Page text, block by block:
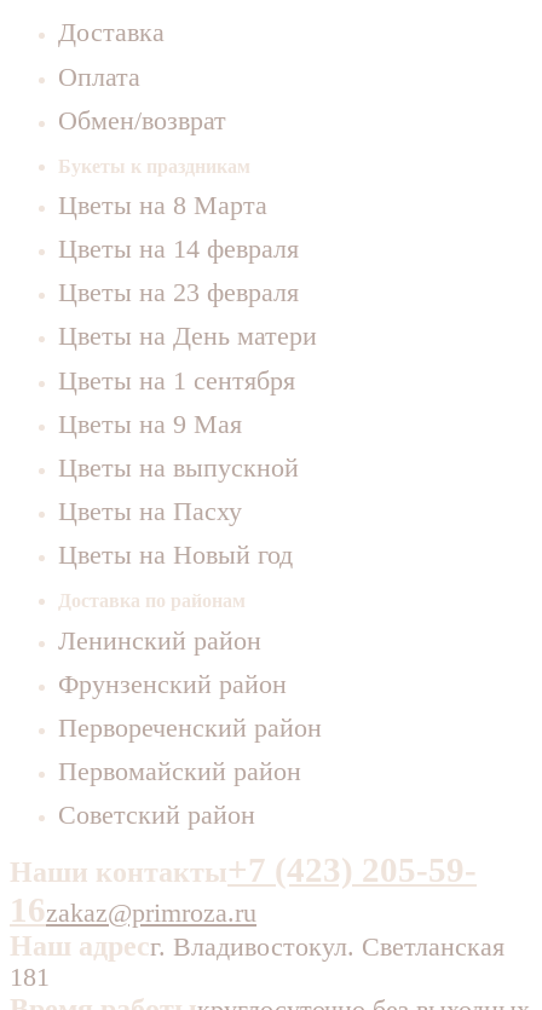
Доставка
Оплата
Обмен/возврат
Букеты к праздникам
Цветы на 8 Марта
Цветы на 14 февраля
Цветы на 23 февраля
Цветы на День матери
Цветы на 1 сентября
Цветы на 9 Мая
Цветы на выпускной
Цветы на Пасху
Цветы на Новый год
Доставка по районам
Ленинский район
Фрунзенский район
Первореченский район
Первомайский район
Советский район
Наши контакты+7 (423) 205-59-
16zakaz@primroza.ru
Наш адресг. Владивостокул. Светланская
181